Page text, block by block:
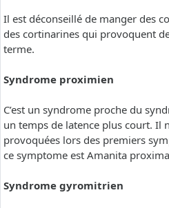
Il est déconseillé de manger des
des cortinarines qui provoquent
terme.
Syndrome proximien
C’est un syndrome proche du
un temps de latence plus court. Il
provoquées lors des premiers
ce symptome est Amanita
Syndrome gyromitrien